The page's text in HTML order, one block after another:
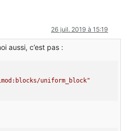
26 juil. 2019 à 15:19
aussi, c’est pas :
uniform_block"